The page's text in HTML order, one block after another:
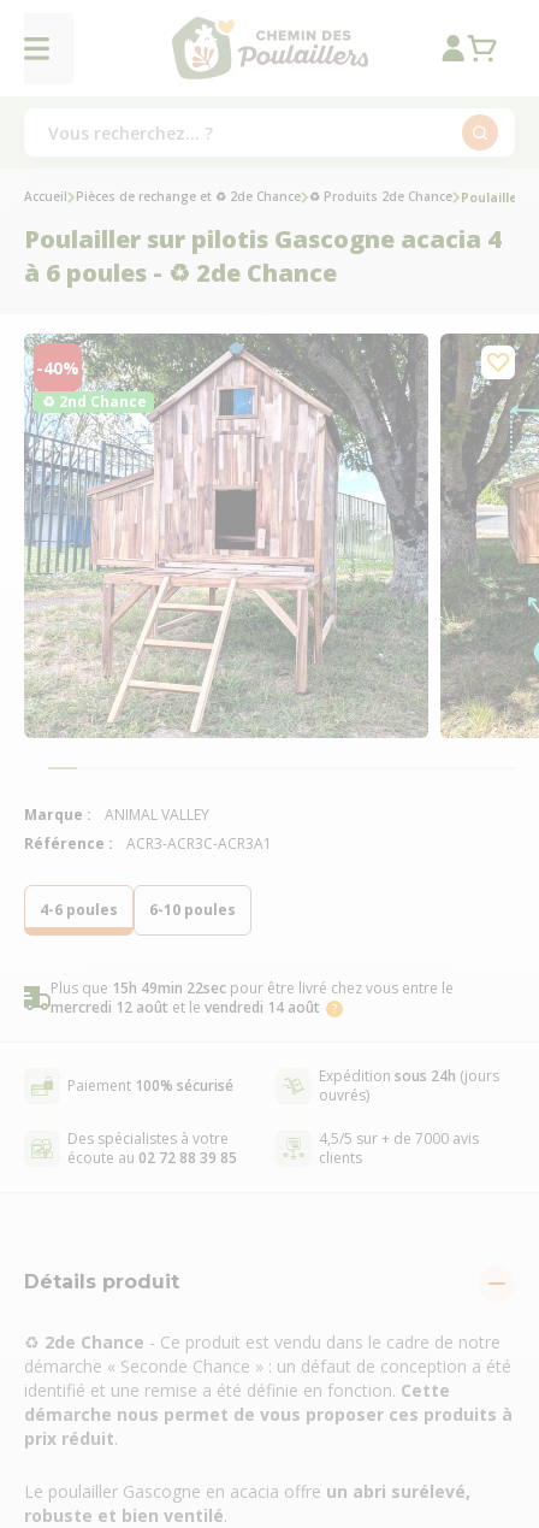
4-6 poules 6-10 poules
Plus que 15h 49min 21sec pour être livré chez vous entre le
mercredi 12 août et le vendredi 14 août
Paiement 100% sécurisé Expédition sous 24h (jours
ouvrés)
Des spécialistes à votre
écoute au 02 72 88 39 85
4,5/5 sur + de 7000 avis
clients
Détails produit
♻ 2de Chance - Ce produit est vendu dans le cadre de notre
démarche « Seconde Chance » : un défaut de conception a été
identifié et une remise a été définie en fonction. Cette
démarche nous permet de vous proposer ces produits à
prix réduit.
Le poulailler Gascogne en acacia offre un abri surélevé,
robuste et bien ventilé.
Accueil Pièces de rechange et ♻ 2de Chance ♻ Produits 2de Chance Poulailler
Poulailler sur pilotis Gascogne acacia 4
à 6 poules - ♻ 2de Chance
-40%
♻ 2nd Chance
Marque :
ANIMAL VALLEY
Référence :
ACR3-ACR3C-ACR3A1